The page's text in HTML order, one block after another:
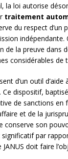
la loi autorise
traitement
du respect d’un
indépendante.
de la preuve dans
considérables de
d’un outil d’aide
dispositif,
de sanctions en
et de la
conserve son
significatif par
doit faire